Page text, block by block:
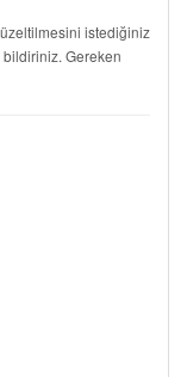
istediğiniz
bildiriniz. Gereken